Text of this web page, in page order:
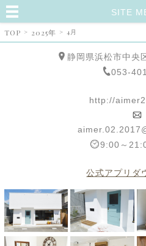
SITE
TOP > 2025年 > 4月
静岡県浜松市中央
053-
http://
9:00～
公式アプリダ